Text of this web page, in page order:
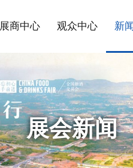
展商中心 观众中心 新
展会新闻